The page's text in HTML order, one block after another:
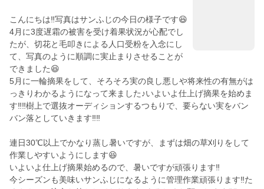
こんにちは‼️写真はサンふじの今日の様子です😆
4月に3度遅霜の被害を受け着果状況が心配でし
たが、切花と毛叩きによる人口受粉を入念にし
て、写真のように順調に実止まりさせることが
できました😆
5月に一輪摘果をして、そろそろ実の良し悪しや将来性の有無がは
っきりわかるようになって来ました♪いよいよ仕上げ摘果を始めま
す‼️‼️樹上で選抜オーディションするつもりで、要らない実をバン
バン落としていきます‼️‼️
連日30℃以上でかなり蒸し暑いですが、まずは畑の草刈りをして
作業しやすいようにします😆
いよいよ仕上げ摘果始めるので、暑いですが頑張ります‼️
今シーズンも美味いサンふじになるように管理作業頑張ります‼️た